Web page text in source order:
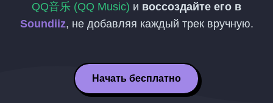
QQ音乐 (QQ Music) и воссоздайте его в
Soundiiz, не добавляя каждый трек вручную.
Начать бесплатно